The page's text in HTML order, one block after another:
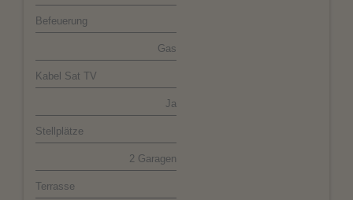
Befeuerung
Gas
Kabel Sat TV
Ja
Stellplätze
2 Garagen
Terrasse